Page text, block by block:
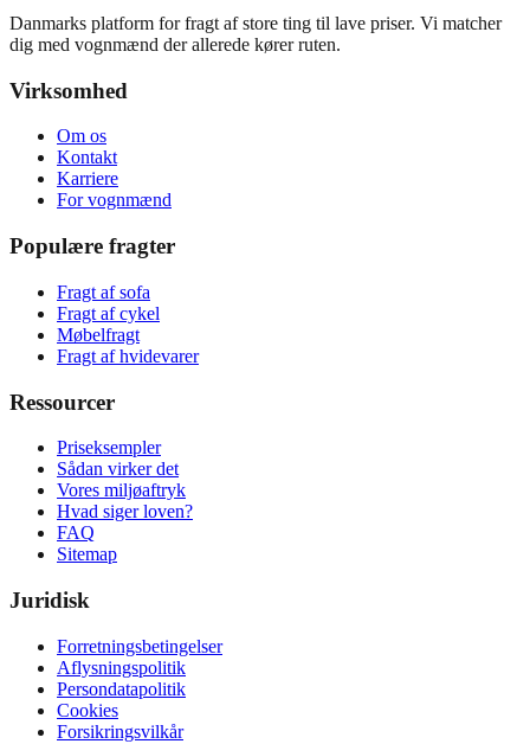
Danmarks platform for fragt af store ting til lave priser. Vi matcher
dig med vognmænd der allerede kører ruten.
Virksomhed
Om os
Kontakt
Karriere
For vognmænd
Populære fragter
Fragt af sofa
Fragt af cykel
Møbelfragt
Fragt af hvidevarer
Ressourcer
Priseksempler
Sådan virker det
Vores miljøaftryk
Hvad siger loven?
FAQ
Sitemap
Juridisk
Forretningsbetingelser
Aflysningspolitik
Persondatapolitik
Cookies
Forsikringsvilkår